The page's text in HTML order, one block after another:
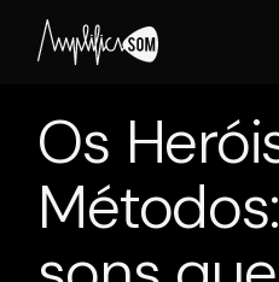
content
Os